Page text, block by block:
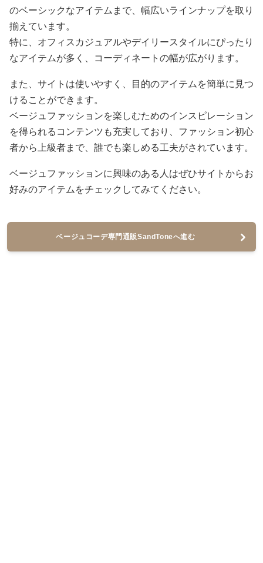
のベーシックなアイテムまで、幅広いラインナップを取り
揃えています。
特に、オフィスカジュアルやデイリースタイルにぴったり
なアイテムが多く、コーディネートの幅が広がります。
また、サイトは使いやすく、目的のアイテムを簡単に見つ
けることができます。
ベージュファッションを楽しむためのインスピレーション
を得られるコンテンツも充実しており、ファッション初心
者から上級者まで、誰でも楽しめる工夫がされています。
ベージュファッションに興味のある人はぜひサイトからお
好みのアイテムをチェックしてみてください。
ベージュコーデ専門通販SandToneへ進む